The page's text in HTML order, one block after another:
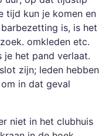
tijd kun je komen en
is, is het
omkleden etc.
je het pand verlaat.
zijn; leden hebben
in dat geval
niet in het clubhuis